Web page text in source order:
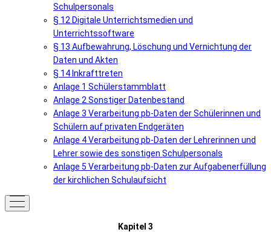
Schulpersonals
§ 12 Digitale Unterrichtsmedien und
Unterrichtssoftware
§ 13 Aufbewahrung, Löschung und Vernichtung der
Daten und Akten
§ 14 Inkrafttreten
Anlage 1 Schülerstammblatt
Anlage 2 Sonstiger Datenbestand
Anlage 3 Verarbeitung pb-Daten der Schülerinnen und
Schülern auf privaten Endgeräten
Anlage 4 Verarbeitung pb-Daten der Lehrerinnen und
Lehrer sowie des sonstigen Schulpersonals
Anlage 5 Verarbeitung pb-Daten zur Aufgabenerfüllung
der kirchlichen Schulaufsicht
Kapitel 3